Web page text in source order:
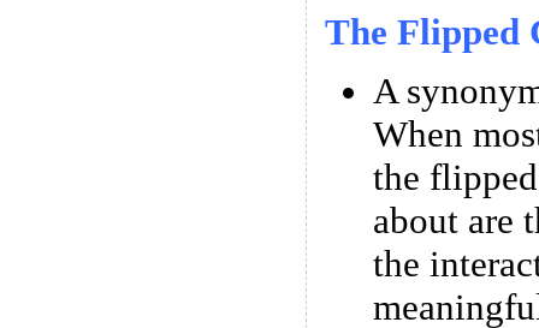
The Flipped
A
When
the
about are
the